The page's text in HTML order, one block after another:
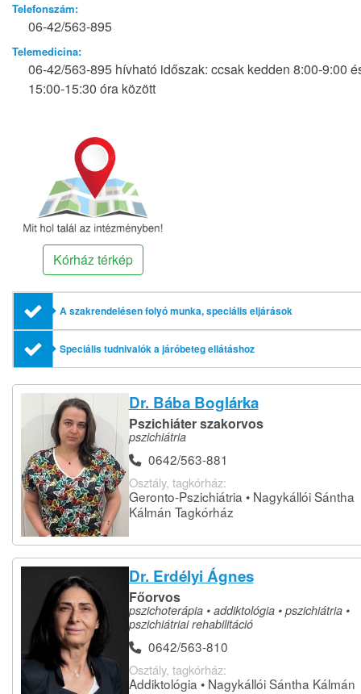
Telefonszám:
06-42/563-895
Telemedicina:
06-42/563-895 hívható időszak: ccsak kedden 8:00-9:00
15:00-15:30 óra között
Kórház térkép
A szakrendelésen folyó munka, speciális eljárások
Speciális tudnivalók a járóbeteg ellátáshoz
Dr. Bába Boglárka
Pszichiáter szakorvos
pszichiátria
0642/563-881
Osztály, tagkórház:
Geronto-Pszichiátria • Nagykállói Sántha
Kálmán Tagkórház
Dr. Erdélyi Ágnes
Főorvos
pszichoterápia • addiktológia • pszichiátria •
pszichiátriai rehabilitáció
0642/563-810
Osztály, tagkórház:
Addiktológia • Nagykállói Sántha Kálmán